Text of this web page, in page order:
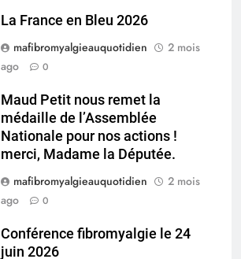
La France en Bleu 2026
mafibromyalgieauquotidien
2 mois
ago
0
Maud Petit nous remet la
médaille de l’Assemblée
Nationale pour nos actions !
merci, Madame la Députée.
mafibromyalgieauquotidien
2 mois
ago
0
Conférence fibromyalgie le 24
juin 2026